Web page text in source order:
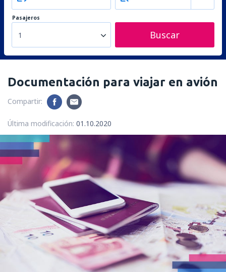
Pasajeros
1 Buscar
Documentación para viajar en avión
Compartir:
Última modificación: 01.10.2020